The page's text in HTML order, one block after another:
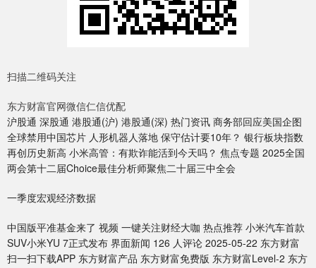
扫描二维码关注
东方财富官网微信仁信优配
沪股通 深股通 港股通(沪) 港股通(深) 热门资讯 商务部回应美国企图
全球禁用中国芯片 人形机器人落地 保守估计要10年？ 银行板块指数
再创历史新高 小米高管：有欺诈能活到今天吗？ 焦点专题 2025全国
两会第十二届Choice最佳分析师聚焦二十届三中全会
一季度宏观经济数据
中国版平准基金来了 视频 一键关注财经大咖 热点推荐 小米汽车首款
SUV小米YU 7正式发布 界面新闻 126 人评论 2025-05-22 东方财富
扫一扫下载APP 东方财富产品 东方财富免费版 东方财富Level-2 东方